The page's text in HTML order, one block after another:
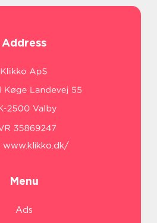
Address
www.klikko.dk/
Menu
Ads